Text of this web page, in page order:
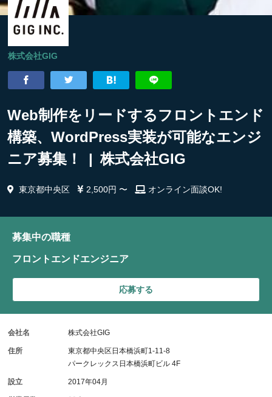
株式会社GIG
Web制作をリードするフロントエンド
構築、WordPress実装が可能なエンジ
ニア募集！ | 株式会社GIG
東京都中央区 2,500円 〜 オンライン面談OK!
募集中の職種
フロントエンドエンジニア
応募する
会社名 株式会社GIG
住所
東京都中央区日本橋浜町1-11-8
パークレックス日本橋浜町ビル 4F
設立 2017年04月